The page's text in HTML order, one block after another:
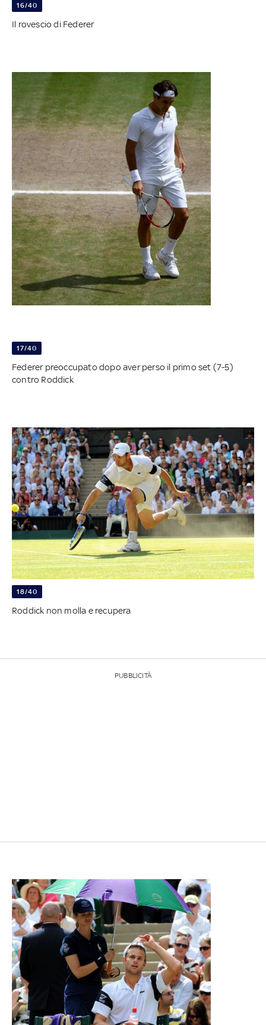
16/40
Il rovescio di Federer
17/40
Federer preoccupato dopo aver perso il primo set (7-5)
contro Roddick
18/40
Roddick non molla e recupera
PUBBLICITÀ